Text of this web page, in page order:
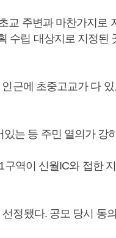
교 주변과 마찬가지로
수립 대상지로 지정된
근에 초중고교가 다
는 등 주민 열의가 강
역이 신월IC와 접한
정됐다. 공모 당시 동